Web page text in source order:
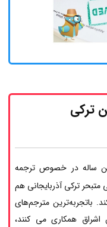
ترکی
ساله در خصوص ترجمه
ترکی آذربایجانی هم
باتجربه‌ترین مترجم‌های
اشراق همکاری می کنند،